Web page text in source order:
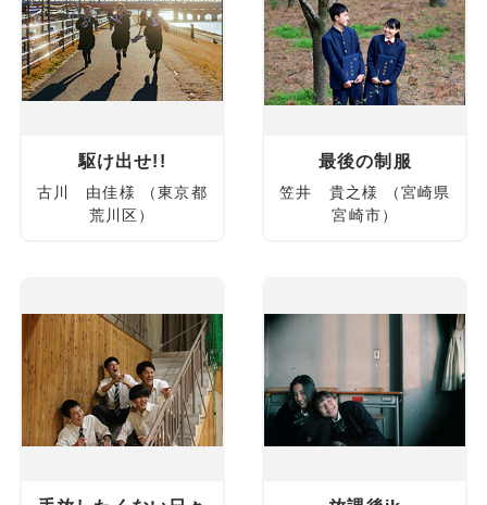
駆け出せ!!
古川 由佳様 （東京都
荒川区）
最後の制服
笠井 貴之様 （宮崎県
宮崎市）